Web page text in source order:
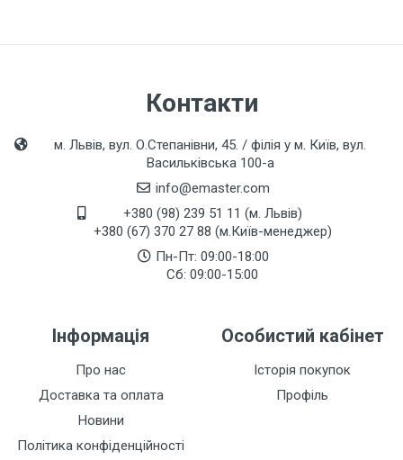
Контакти
м. Львів, вул. О.Степанівни, 45. / філія у м. Київ, вул.
Васильківська 100-а
info@emaster.com
+380 (98) 239 51 11 (м. Львів)
+380 (67) 370 27 88 (м.Київ-менеджер)
Пн-Пт: 09:00-18:00
Сб: 09:00-15:00
Інформація
Про нас
Доставка та оплата
Новини
Політика конфіденційності
Особистий кабінет
Історія покупок
Профіль